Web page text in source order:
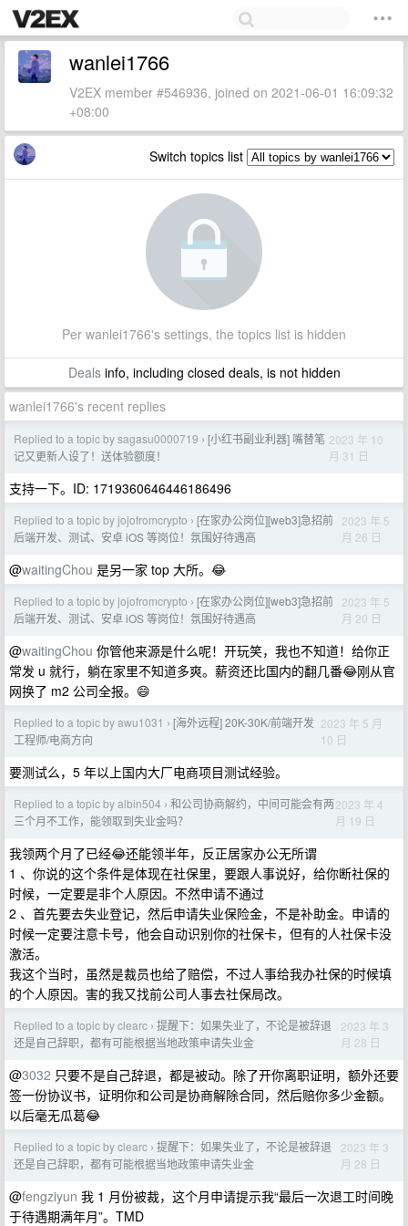
wanlei1766
V2EX member #546936, joined on 2021-06-01 16:09:32
+08:00
Switch topics list
Per wanlei1766's settings, the topics list is hidden
Dealsinfo, including closed deals, is not hidden
wanlei1766's recent replies
Replied to a topic by sagasu0000719 › [小红书副业利器] 嘴替笔
记又更新人设了！送体验额度！
2023 年 10
月 31 日
支持一下。ID: 1719360646446186496
Replied to a topic by jojofromcrypto › [在家办公岗位][web3]急招前
后端开发、测试、安卓 iOS 等岗位！氛围好待遇高
2023 年 5
月 26 日
@waitingChou 是另一家 top 大所。😂
Replied to a topic by jojofromcrypto › [在家办公岗位][web3]急招前
后端开发、测试、安卓 iOS 等岗位！氛围好待遇高
2023 年 5
月 20 日
@waitingChou 你管他来源是什么呢！开玩笑，我也不知道！给你正
常发 u 就行，躺在家里不知道多爽。薪资还比国内的翻几番😂刚从官
网换了 m2 公司全报。😄
Replied to a topic by awu1031 › [海外远程] 20K-30K/前端开发
工程师/电商方向
2023 年 5 月
10 日
要测试么，5 年以上国内大厂电商项目测试经验。
Replied to a topic by albin504 › 和公司协商解约，中间可能会有两
三个月不工作，能领取到失业金吗？
2023 年 4
月 19 日
我领两个月了已经😂还能领半年，反正居家办公无所谓
1 、你说的这个条件是体现在社保里，要跟人事说好，给你断社保的
时候，一定要是非个人原因。不然申请不通过
2 、首先要去失业登记，然后申请失业保险金，不是补助金。申请的
时候一定要注意卡号，他会自动识别你的社保卡，但有的人社保卡没
激活。
我这个当时，虽然是裁员也给了赔偿，不过人事给我办社保的时候填
的个人原因。害的我又找前公司人事去社保局改。
Replied to a topic by clearc › 提醒下：如果失业了，不论是被辞退
还是自己辞职，都有可能根据当地政策申请失业金
2023 年 3
月 28 日
@3032 只要不是自己辞退，都是被动。除了开你离职证明，额外还要
签一份协议书，证明你和公司是协商解除合同，然后赔你多少金额。
以后毫无瓜葛😂
Replied to a topic by clearc › 提醒下：如果失业了，不论是被辞退
还是自己辞职，都有可能根据当地政策申请失业金
2023 年 3
月 28 日
@fengziyun 我 1 月份被裁，这个月申请提示我“最后一次退工时间晚
于待遇期满年月”。TMD